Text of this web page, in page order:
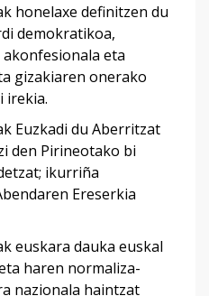
honelaxe definitzen du
demokratikoa,
eta
gizakiaren onerako
irekia.
Euzkadi du Aberritzat
den Pirineotako bi
ikurriña
Ereserkia
euskara dauka euskal
haren normaliza-
nazionala haintzat